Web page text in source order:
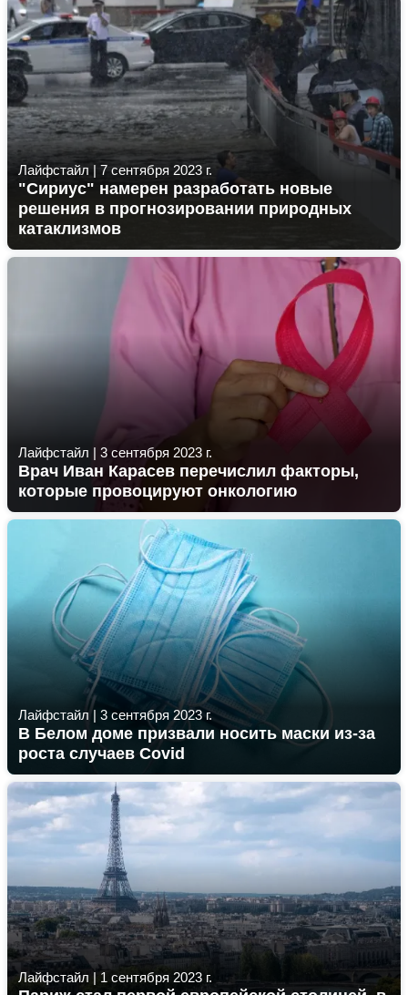
Лайфстайл| 7 сентября 2023 г.
"Сириус" намерен разработать новые
решения в прогнозировании природных
катаклизмов
Лайфстайл | 3 сентября 2023 г.
Врач Иван Карасев перечислил факторы,
которые провоцируют онкологию
Лайфстайл| 3 сентября 2023 г.
В Белом доме призвали носить маски из-за
роста случаев Covid
Лайфстайл | 1 сентября 2023 г.